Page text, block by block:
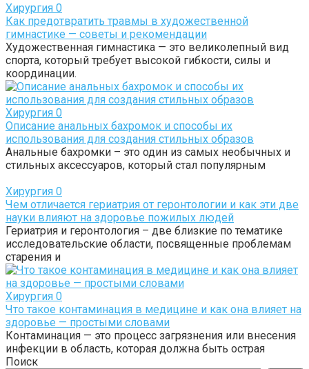
Хирургия 0
Как предотвратить травмы в художественной
гимнастике — советы и рекомендации
Художественная гимнастика — это великолепный вид
спорта, который требует высокой гибкости, силы и
координации.
Хирургия 0
Описание анальных бахромок и способы их
использования для создания стильных образов
Анальные бахромки – это один из самых необычных и
стильных аксессуаров, который стал популярным
Хирургия 0
Чем отличается гериатрия от геронтологии и как эти две
науки влияют на здоровье пожилых людей
Гериатрия и геронтология – две близкие по тематике
исследовательские области, посвященные проблемам
старения и
Хирургия 0
Что такое контаминация в медицине и как она влияет на
здоровье — простыми словами
Контаминация — это процесс загрязнения или внесения
инфекции в область, которая должна быть острая
Поиск